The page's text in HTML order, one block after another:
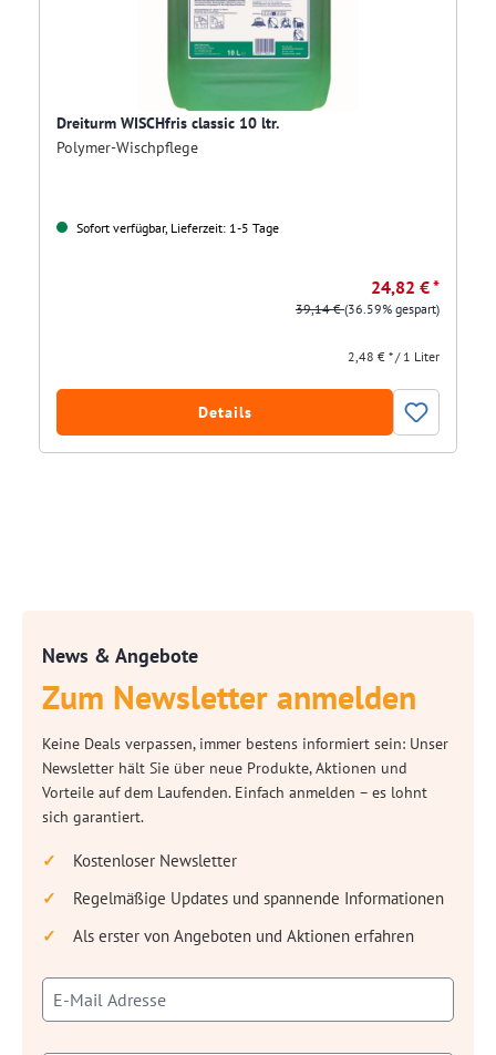
Dreiturm WISCHfris classic 10 ltr.
Polymer-Wischpflege
Sofort verfügbar, Lieferzeit: 1-5 Tage
24,82 € *
39,14 €(36.59% gespart)
2,48 € * / 1 Liter
Details
News & Angebote
Zum Newsletter anmelden
Keine Deals verpassen, immer bestens informiert sein: Unser
Newsletter hält Sie über neue Produkte, Aktionen und
Vorteile auf dem Laufenden. Einfach anmelden – es lohnt
sich garantiert.
Kostenloser Newsletter
Regelmäßige Updates und spannende Informationen
Als erster von Angeboten und Aktionen erfahren